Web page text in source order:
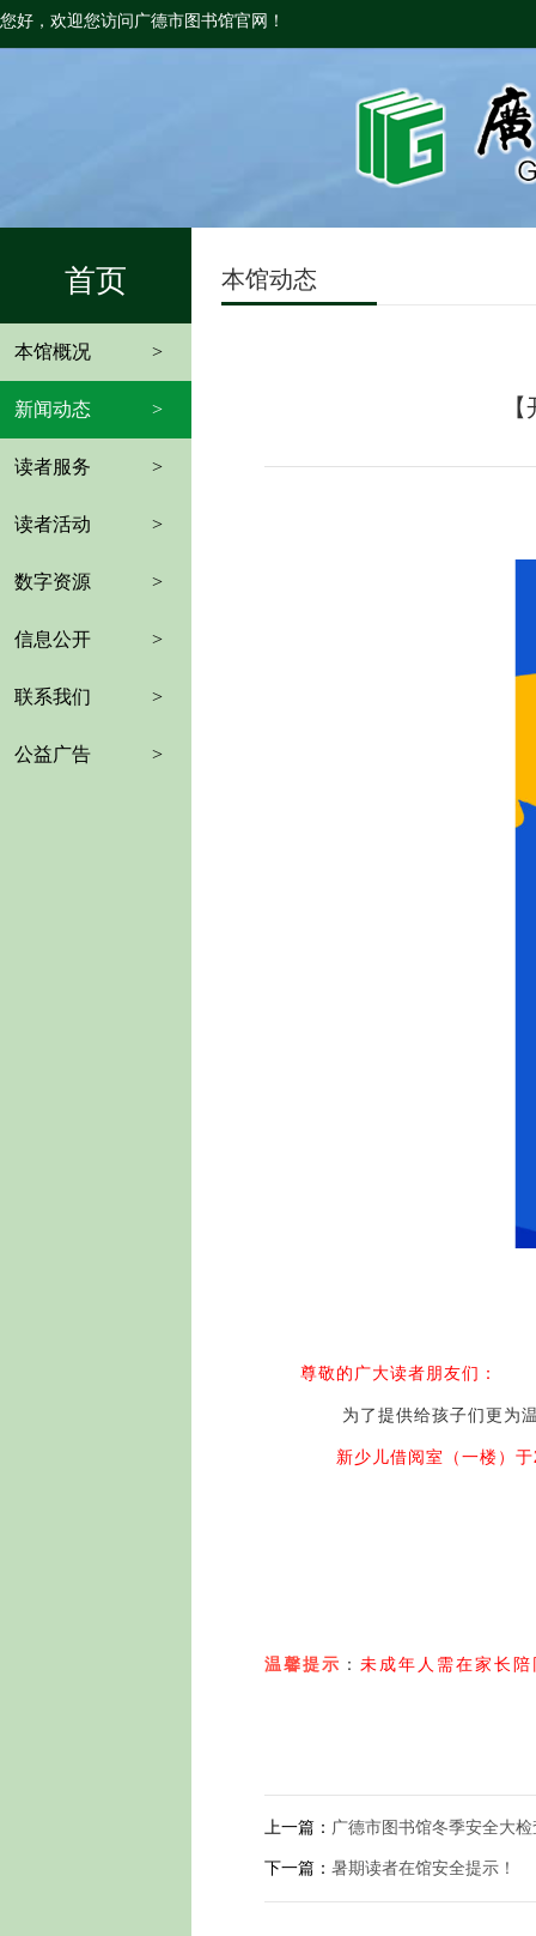
您好，欢迎您访问广德市图书馆官网！
首页
本馆概况 >
新闻动态 >
读者服务 >
读者活动 >
数字资源 >
信息公开 >
联系我们 >
公益广告 >
本馆动态
尊敬的广大读者朋友们：
为了提供给孩子们更为温
新少儿借阅室（一楼）于
温馨提示 ： 未成年人需在家长
上一篇： 广德市图书馆冬季安全大
下一篇： 暑期读者在馆安全提示！